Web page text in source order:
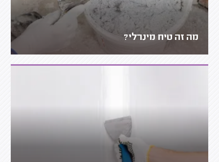
מה זה טיח מינרלי?